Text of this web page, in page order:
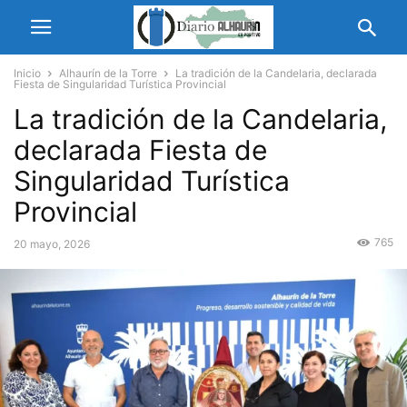
Inicio Alhaurín de la Torre
La tradición de la Candelaria, declarada
Fiesta de Singularidad Turística Provincial
La tradición de la Candelaria,
declarada Fiesta de
Singularidad Turística
Provincial
20 mayo, 2026 765